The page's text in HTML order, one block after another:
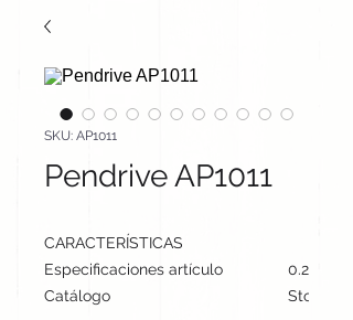
SKU: AP1011
Pendrive AP1011
CARACTERÍSTICAS
Especificaciones artículo
0.2 cm /
Catálogo
Stock